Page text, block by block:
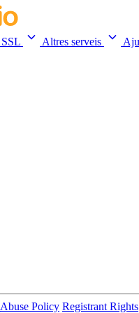
SSL Altres serveis
Abuse Policy Registrant Rights